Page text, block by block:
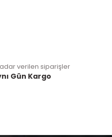
verilen siparişler
Gün Kargo